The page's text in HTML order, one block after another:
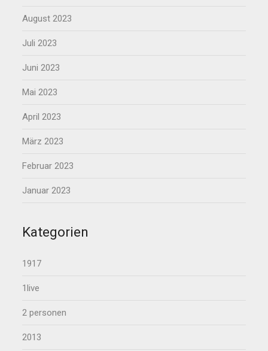
August 2023
Juli 2023
Juni 2023
Mai 2023
April 2023
März 2023
Februar 2023
Januar 2023
Kategorien
1917
1live
2 personen
2013